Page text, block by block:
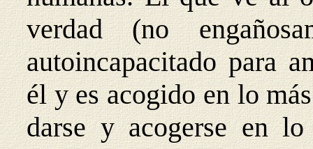
verdad (no
autoincapacitado para
él y es acogido en lo
darse y acogerse en